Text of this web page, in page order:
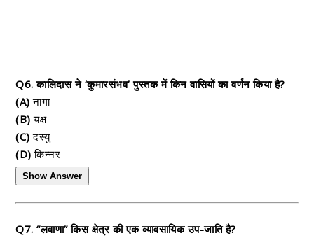
Q6. कालिदास ने ‘कुमारसंभव’ पुस्तक में किन वासियों का वर्णन किया है?
(A) नागा
(B) यक्ष
(C) दस्यु
(D) किन्नर
Show Answer
Q7. “लवाणा” किस क्षेत्र की एक व्यावसायिक उप-जाति है?